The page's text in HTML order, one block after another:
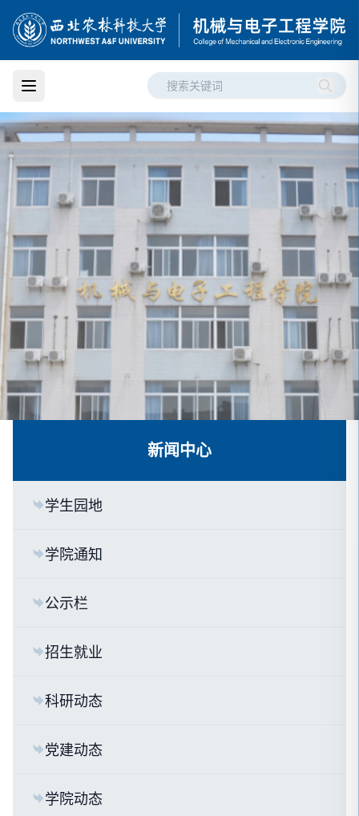
新闻中心
学生园地
学院通知
公示栏
招生就业
科研动态
党建动态
学院动态